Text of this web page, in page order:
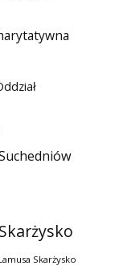
Skarżysko